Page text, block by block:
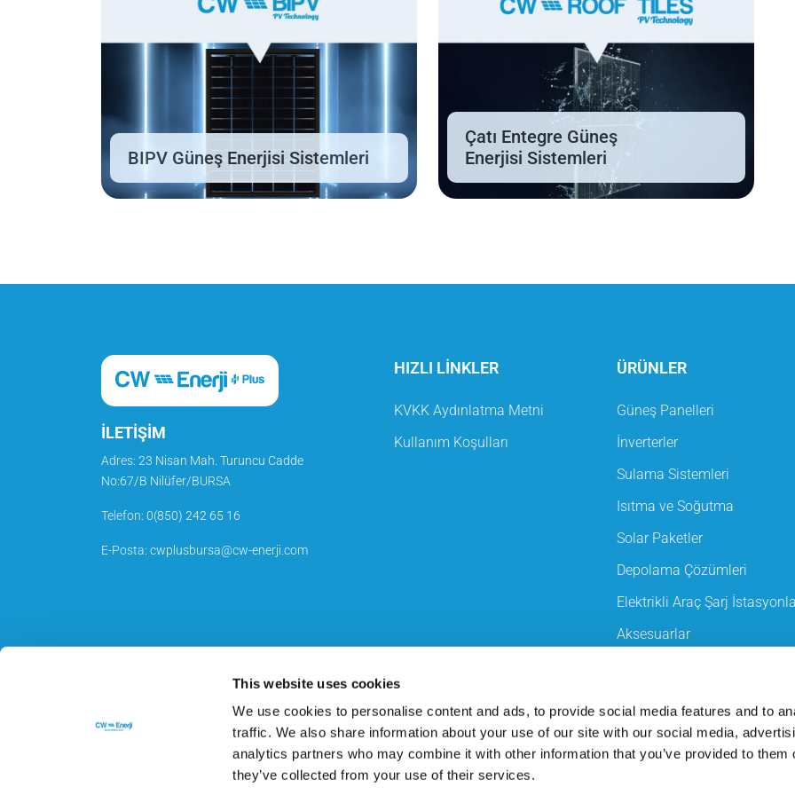
This website uses cookies
We use cookies to personalise content and ads, to provide social media features and to
traffic. We also share information about your use of our site with our social media,
analytics partners who may combine it with other information that you’ve provided to them
they’ve collected from your use of their services.
BIPV Güneş Enerjisi Sistemleri
Çatı Entegre Güneş
Enerjisi Sistemleri
İLETİŞİM
Adres: 23 Nisan Mah. Turuncu Cadde
No:67/B Nilüfer/BURSA
Telefon: 0(850) 242 65 16
E-Posta: cwplusbursa@cw-enerji.com
HIZLI LİNKLER
KVKK Aydınlatma Metni
Kullanım Koşulları
ÜRÜNLER
Güneş Panelleri
İnverterler
Sulama Sistemleri
Isıtma ve Soğutma
Solar Paketler
Depolama Çözümleri
Elektrikli Araç Şarj
Aksesuarlar